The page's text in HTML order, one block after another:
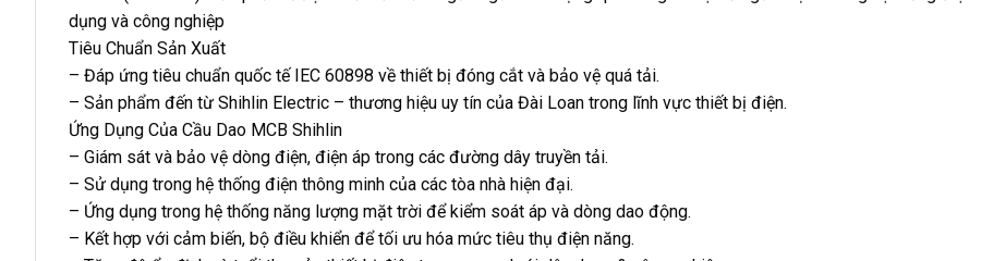
dụng và công nghiệp
Tiêu Chuẩn Sản Xuất
– Đáp ứng tiêu chuẩn quốc tế IEC 60898 về thiết bị đóng cắt và bảo vệ quá tải.
– Sản phẩm đến từ Shihlin Electric – thương hiệu uy tín của Đài Loan trong lĩnh vực thiết bị điện.
Ứng Dụng Của Cầu Dao MCB Shihlin
– Giám sát và bảo vệ dòng điện, điện áp trong các đường dây truyền tải.
– Sử dụng trong hệ thống điện thông minh của các tòa nhà hiện đại.
– Ứng dụng trong hệ thống năng lượng mặt trời để kiểm soát áp và dòng dao động.
– Kết hợp với cảm biến, bộ điều khiển để tối ưu hóa mức tiêu thụ điện năng.